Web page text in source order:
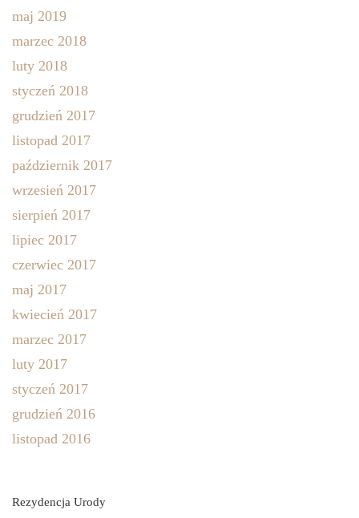
maj 2019
marzec 2018
luty 2018
styczeń 2018
grudzień 2017
listopad 2017
październik 2017
wrzesień 2017
sierpień 2017
lipiec 2017
czerwiec 2017
maj 2017
kwiecień 2017
marzec 2017
luty 2017
styczeń 2017
grudzień 2016
listopad 2016
Rezydencja Urody